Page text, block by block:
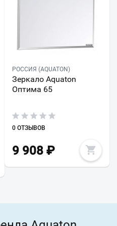
РОССИЯ (AQUATON)
Зеркало Aquaton
Оптима 65
0 ОТЗЫВОВ
9 908₽